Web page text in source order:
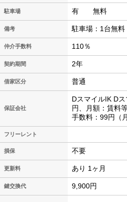
駐車場 有 無料
備考 駐車場：1台無料
仲介手数料 110％
契約期間 2年
借家区分 普通
保証会社
DスマイルIK D
円、月額：賃料
手数料：99円（
フリーレント
損保 不要
更新料 あり 1ヶ月
鍵交換代 9,900円